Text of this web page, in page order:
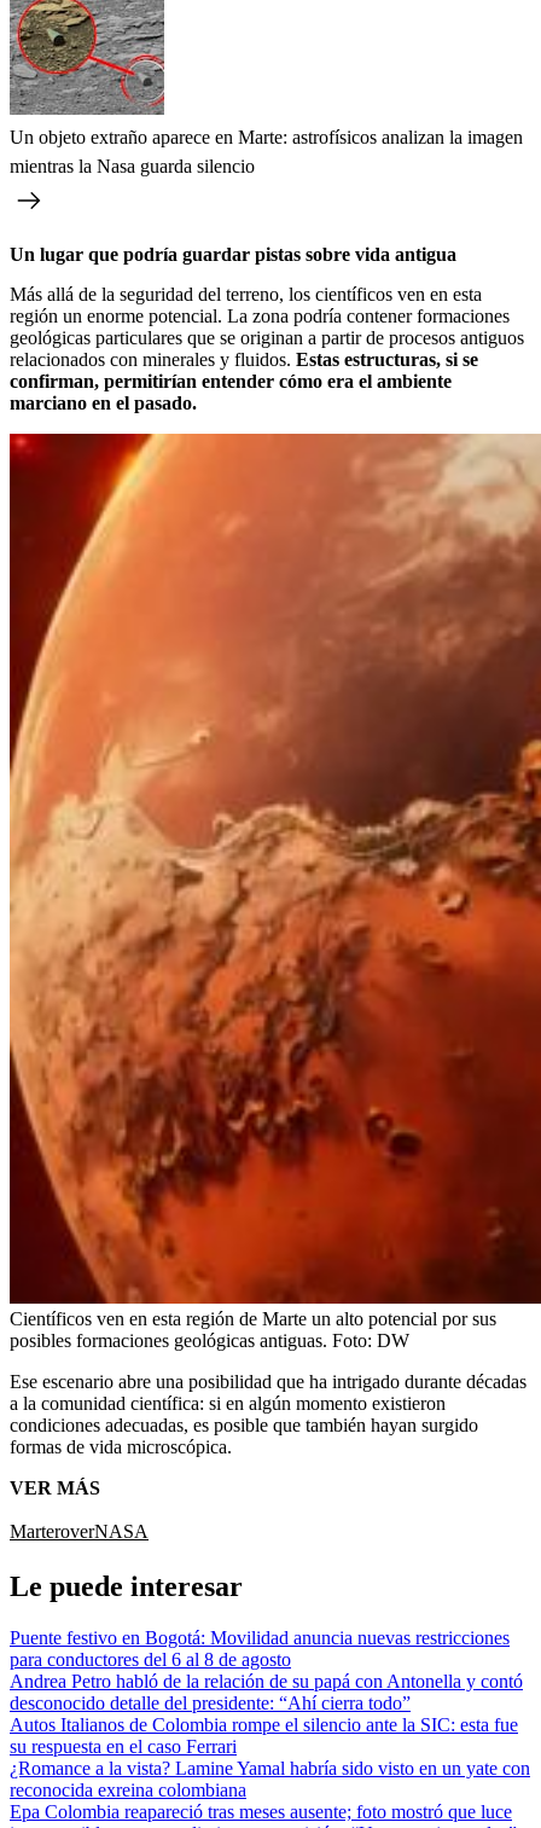
Un objeto extraño aparece en Marte: astrofísicos analizan la imagen
mientras la Nasa guarda silencio
Un lugar que podría guardar pistas sobre vida antigua
Más allá de la seguridad del terreno, los científicos ven en esta
región un enorme potencial. La zona podría contener formaciones
geológicas particulares que se originan a partir de procesos antiguos
relacionados con minerales y fluidos. Estas estructuras, si se
confirman, permitirían entender cómo era el ambiente
marciano en el pasado.
Científicos ven en esta región de Marte un alto potencial por sus
posibles formaciones geológicas antiguas. Foto: DW
Ese escenario abre una posibilidad que ha intrigado durante décadas
a la comunidad científica: si en algún momento existieron
condiciones adecuadas, es posible que también hayan surgido
formas de vida microscópica.
VER MÁS
MarteroverNASA
Le puede interesar
Puente festivo en Bogotá: Movilidad anuncia nuevas restricciones
para conductores del 6 al 8 de agosto
Andrea Petro habló de la relación de su papá con Antonella y contó
desconocido detalle del presidente: “Ahí cierra todo”
Autos Italianos de Colombia rompe el silencio ante la SIC: esta fue
su respuesta en el caso Ferrari
¿Romance a la vista? Lamine Yamal habría sido visto en un yate con
reconocida exreina colombiana
Epa Colombia reapareció tras meses ausente; foto mostró que luce